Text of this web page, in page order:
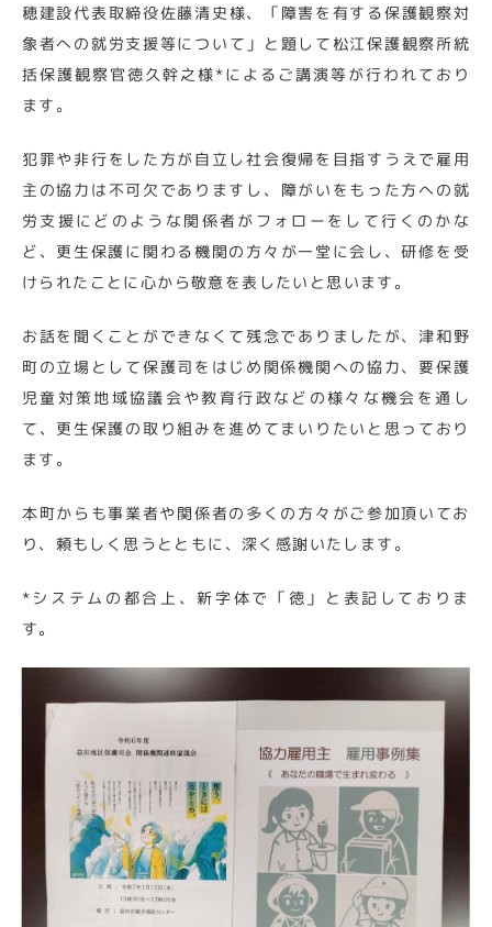
穂建設代表取締役佐藤清史様、「障害を有する保護観察対
象者への就労支援等について」と題して松江保護観察所統
括保護観察官徳久幹之様*によるご講演等が行われており
ます。
犯罪や非行をした方が自立し社会復帰を目指すうえで雇用
主の協力は不可欠でありますし、障がいをもった方への就
労支援にどのような関係者がフォローをして行くのかな
ど、更生保護に関わる機関の方々が一堂に会し、研修を受
けられたことに心から敬意を表したいと思います。
お話を聞くことができなくて残念でありましたが、津和野
町の立場として保護司をはじめ関係機関への協力、要保護
児童対策地域協議会や教育行政などの様々な機会を通し
て、更生保護の取り組みを進めてまいりたいと思っており
ます。
本町からも事業者や関係者の多くの方々がご参加頂いてお
り、頼もしく思うとともに、深く感謝いたします。
*システムの都合上、新字体で「徳」と表記しておりま
す。